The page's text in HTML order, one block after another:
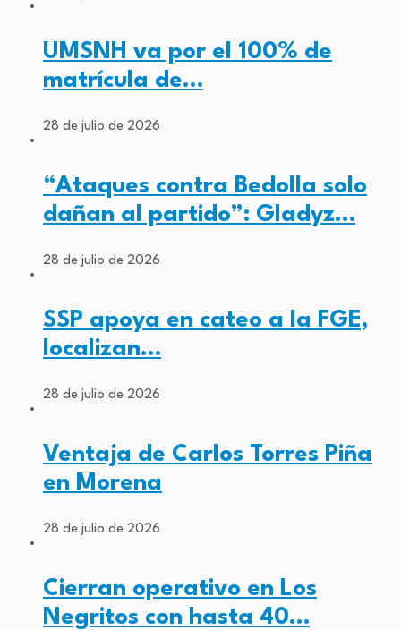
UMSNH va por el 100% de
matrícula de…
28 de julio de 2026
“Ataques contra Bedolla solo
dañan al partido”: Gladyz…
28 de julio de 2026
SSP apoya en cateo a la FGE,
localizan…
28 de julio de 2026
Ventaja de Carlos Torres Piña
en Morena
28 de julio de 2026
Cierran operativo en Los
Negritos con hasta 40…